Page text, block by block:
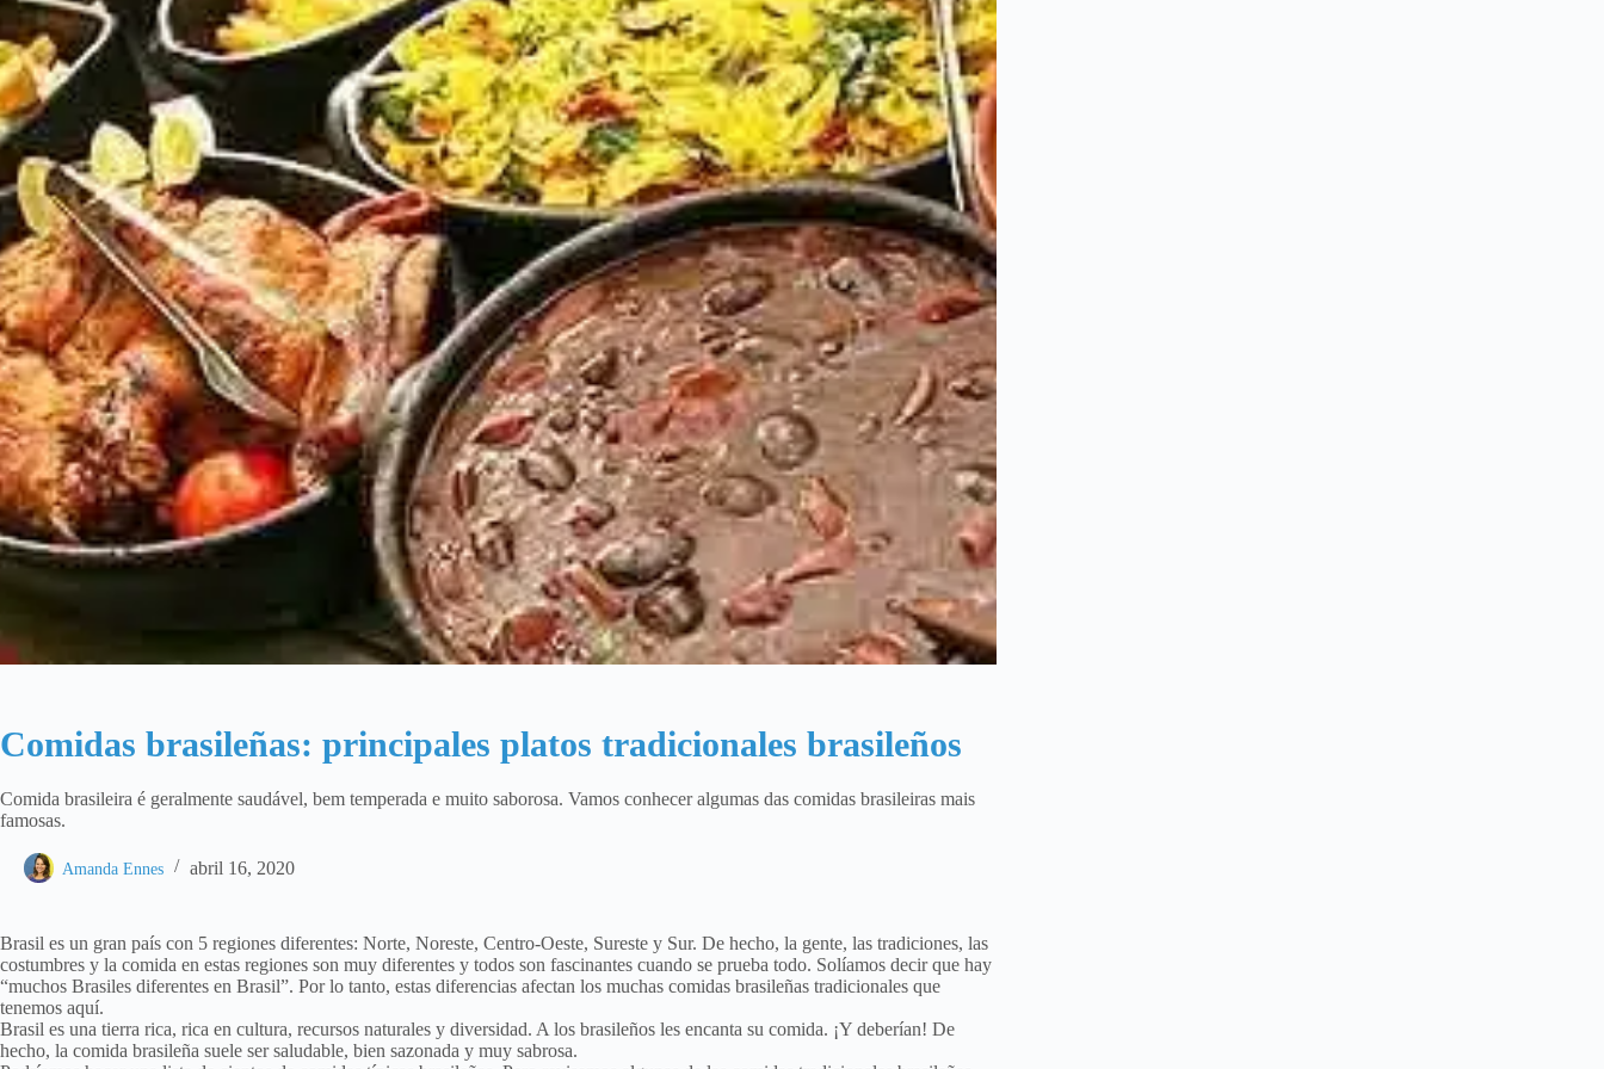
Comidas brasileñas: principales platos tradicionales brasileños
Comida brasileira é geralmente saudável, bem temperada e muito saborosa. Vamos conhecer algumas das comidas brasileiras mais
famosas.
Amanda Ennes abril 16, 2020
Brasil es un gran país con 5 regiones diferentes: Norte, Noreste, Centro-Oeste, Sureste y Sur. De hecho, la gente, las tradiciones, las
costumbres y la comida en estas regiones son muy diferentes y todos son fascinantes cuando se prueba todo. Solíamos decir que hay
“muchos Brasiles diferentes en Brasil”. Por lo tanto, estas diferencias afectan los muchas comidas brasileñas tradicionales que
tenemos aquí.
Brasil es una tierra rica, rica en cultura, recursos naturales y diversidad. A los brasileños les encanta su comida. ¡Y deberían! De
hecho, la comida brasileña suele ser saludable, bien sazonada y muy sabrosa.